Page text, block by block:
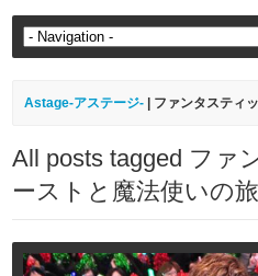
Astage-アステージ- ファンタスティ
All posts tagged ファ
ーストと魔法使いの旅